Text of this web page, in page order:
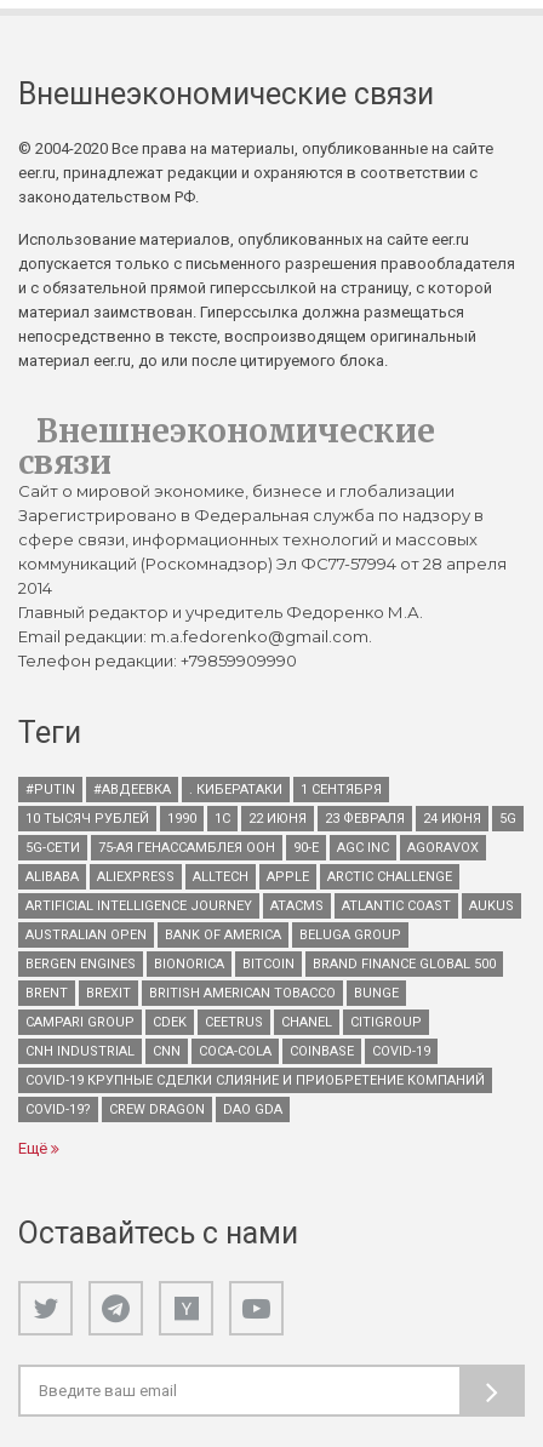
Внешнеэкономические связи
© 2004-2020 Все права на материалы, опубликованные на сайте
eer.ru, принадлежат редакции и охраняются в соответствии с
законодательством РФ.
Использование материалов, опубликованных на сайте eer.ru
допускается только с письменного разрешения правообладателя
и с обязательной прямой гиперссылкой на страницу, с которой
материал заимствован. Гиперссылка должна размещаться
непосредственно в тексте, воспроизводящем оригинальный
материал eer.ru, до или после цитируемого блока.
Внешнеэкономические
связи
Сайт о мировой экономике, бизнесе и глобализации
Зарегистрировано в Федеральная служба по надзору в
сфере связи, информационных технологий и массовых
коммуникаций (Роскомнадзор) Эл ФС77-57994 от 28 апреля
2014
Главный редактор и учредитель Федоренко М.А.
Email редакции: m.a.fedorenko@gmail.com.
Телефон редакции: +79859909990
Теги
#PUTIN #АВДЕЕВКА . КИБЕРАТАКИ
1 СЕНТЯБРЯ
10 ТЫСЯЧ РУБЛЕЙ
1990 1С 22 ИЮНЯ 23 ФЕВРАЛЯ 24 ИЮНЯ
5G
5G-СЕТИ
75-АЯ ГЕНАССАМБЛЕЯ ООН 90-Е AGC INC
AGORAVOX
ALIBABA
ALIEXPRESS ALLTECH APPLE
ARCTIC CHALLENGE
ARTIFICIAL INTELLIGENCE JOURNEY
ATACMS ATLANTIC COAST
AUKUS
AUSTRALIAN OPEN
BANK OF AMERICA
BELUGA GROUP
BERGEN ENGINES
BIONORICA BITCOIN
BRAND FINANCE GLOBAL 500
BRENT
BREXIT BRITISH AMERICAN TOBACCO
BUNGE
CAMPARI GROUP
CDEK CEETRUS CHANEL
CITIGROUP
CNH INDUSTRIAL
CNN COCA-COLA COINBASE
COVID-19
COVID-19 КРУПНЫЕ СДЕЛКИ СЛИЯНИЕ И ПРИОБРЕТЕНИЕ КОМПАНИЙ
COVID-19?
CREW DRAGON DAO GDA
Ещё
Оставайтесь с нами